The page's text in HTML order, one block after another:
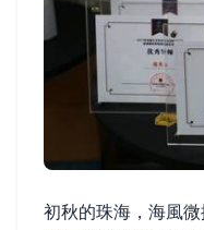
初秋的珠海，海風